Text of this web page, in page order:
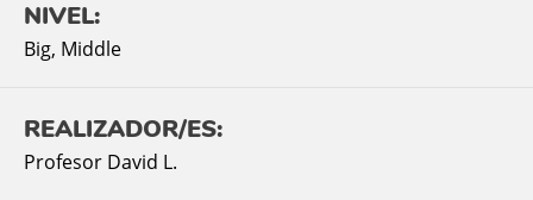
NIVEL:
Big, Middle
REALIZADOR/ES:
Profesor David L.